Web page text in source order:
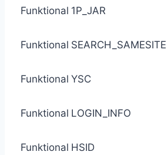
Funktional 1P_JAR
Funktional SEARCH_SAMESITE
Funktional YSC
Funktional LOGIN_INFO
Funktional HSID